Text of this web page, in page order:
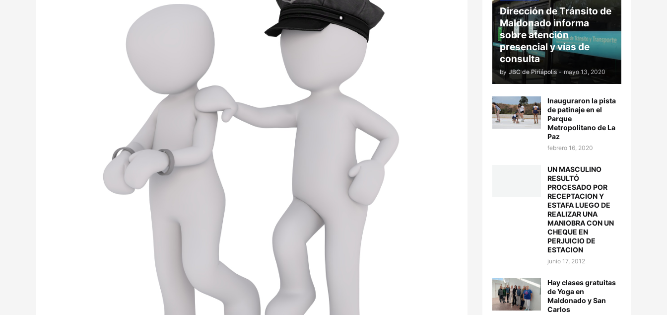
Dirección de Tránsito de
Maldonado informa
sobre atención
presencial y vías de
consulta
by JBC de Piriápolis - mayo 13, 2020
Inauguraron la pista
de patinaje en el
Parque
Metropolitano de La
Paz
febrero 16, 2020
UN MASCULINO
RESULTÓ
PROCESADO POR
RECEPTACION Y
ESTAFA LUEGO DE
REALIZAR UNA
MANIOBRA CON UN
CHEQUE EN
PERJUICIO DE
ESTACION
junio 17, 2012
Hay clases gratuitas
de Yoga en
Maldonado y San
Carlos